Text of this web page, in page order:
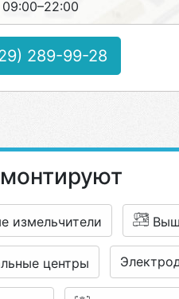
289-99-28
измельчители
центры